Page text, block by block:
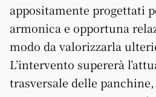
appositamente progettati
armonica e opportuna
modo da valorizzarla
L’intervento supererà
trasversale delle panchine,